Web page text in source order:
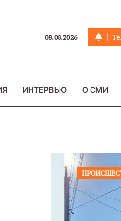
08.08.2026
ИНТЕРВЬЮ О СМИ